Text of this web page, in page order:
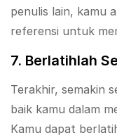
penulis lain, kamu
referensi untuk
7. Berlatihlah
Terakhir, semakin
baik kamu dalam
Kamu dapat